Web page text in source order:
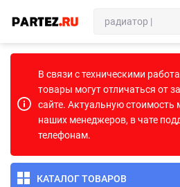
В связи с техническими
товары могут отличаться от
сайте. Актуальную стоимость
наших менеджеров, в чате
телефонам.
КАТАЛОГ ТОВАРОВ